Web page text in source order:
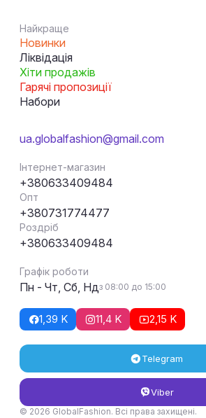
Найкраще
Новинки
Ліквідація
Хіти продажів
Гарячі пропозиції
Набори
ua.globalfashion@gmail.com
Інтернет-магазин
+380633409484
Опт
+380731774477
Роздріб
+380633409484
Графік роботи
Пн - Чт, Сб, Ндз 08:00 до 15:00
1,39 K 11,4 K 2,15 K
Telegram
Viber
© 2026 GlobalFashion. Всі права захищені.